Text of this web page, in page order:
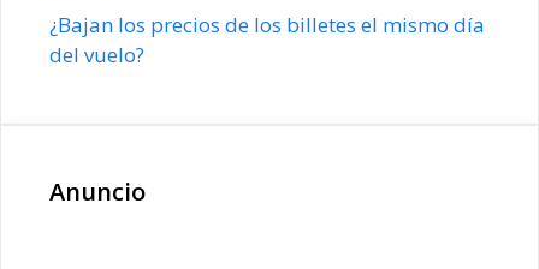
¿Bajan los precios de los billetes el mismo día
del vuelo?
Anuncio